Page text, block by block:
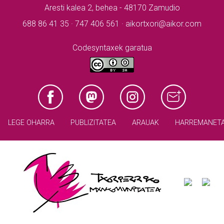
Aresti kalea 2, behea - 48170 Zamudio
688 86 41 35 · 747 406 561 · aikortxori@aikor.com
Codesyntaxek garatua
LEGE OHARRA PUBLIZITATEA ARAUAK